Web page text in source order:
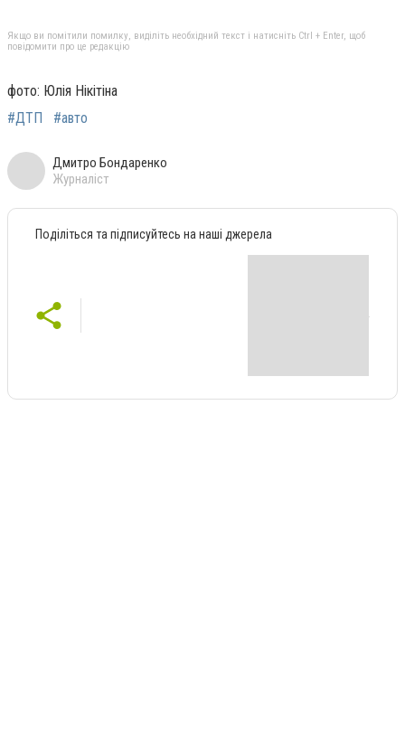
Якщо ви помітили помилку, виділіть необхідний текст і натисніть Ctrl + Enter, щоб
повідомити про це редакцію
фото: Юлія Нікітіна
#ДТП
#авто
Дмитро Бондаренко
Журналіст
Поділіться та підписуйтесь на наші джерела